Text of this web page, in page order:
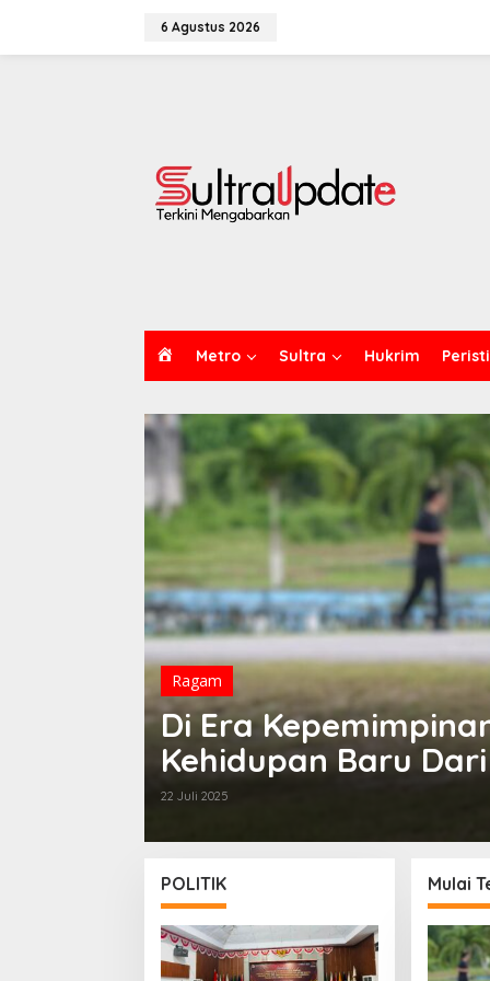
6 Agustus 2026
E
Metro Sultra Hukrim
Ragam
Di Era
Kehidupan Baru
Perkantoran Mulai
22 Juli 2025
POLITIK Mulai